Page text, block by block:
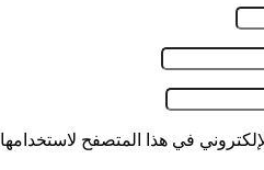
في هذا المتصفح